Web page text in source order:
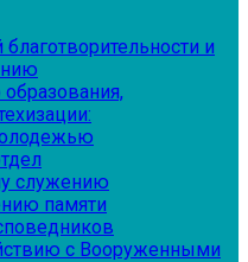
и
служению
памяти
с Вооруженными